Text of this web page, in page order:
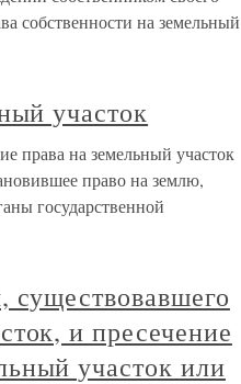
собственности на земельный
участок
права на земельный участок
право на землю,
государственной
существовавшего
и пресечение
участок или